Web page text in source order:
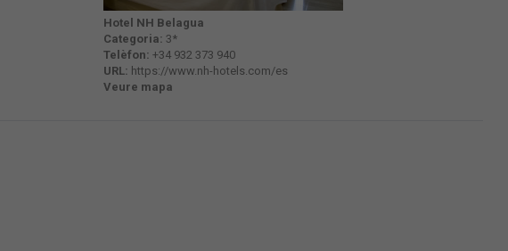
Hotel NH Belagua
Categoria: 3*
Telèfon: +34 932 373 940
URL: https://www.nh-hotels.com/es
Veure mapa